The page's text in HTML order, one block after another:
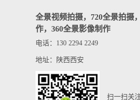
全景视频拍摄，720全景拍摄
作，360全景影像制作
电话：130 2294 2249
地址：陕西西安
扫一扫关